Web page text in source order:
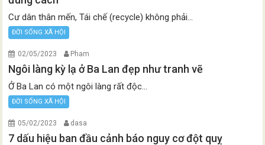
Cư dân thân mến, Tái chế (recycle) không phải...
ĐỜI SỐNG XÃ HỘI
02/05/2023 Pham
Ngôi làng kỳ lạ ở Ba Lan đẹp như tranh vẽ
Ở Ba Lan có một ngôi làng rất độc...
ĐỜI SỐNG XÃ HỘI
05/02/2023 dasa
7 dấu hiệu ban đầu cảnh báo nguy cơ đột quỵ